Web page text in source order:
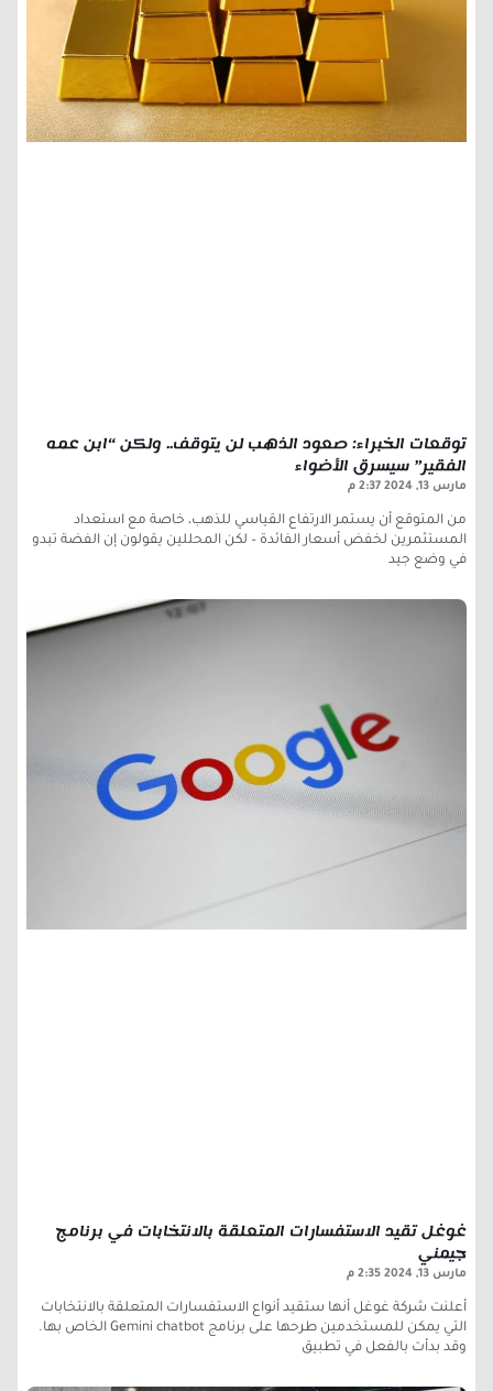
توقعات الخبراء: صعود الذهب لن يتوقف.. ولكن “ابن عمه
الفقير” سيسرق الأضواء
مارس 13, 2024 2:37 م
من المتوقع أن يستمر الارتفاع القياسي للذهب، خاصة مع استعداد
المستثمرين لخفض أسعار الفائدة – لكن المحللين يقولون إن الفضة تبدو
في وضع جيد
غوغل تقيد الاستفسارات المتعلقة بالانتخابات في برنامج
جيمني
مارس 13, 2024 2:35 م
أعلنت شركة غوغل أنها ستقيد أنواع الاستفسارات المتعلقة بالانتخابات
التي يمكن للمستخدمين طرحها على برنامج Gemini chatbot الخاص بها.
وقد بدأت بالفعل في تطبيق